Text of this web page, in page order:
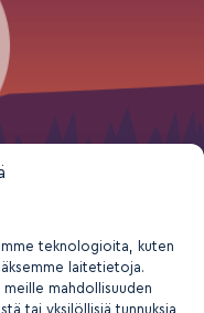
teknologioita, kuten
laitetietoja.
mahdollisuuden
tai yksilöllisiä tunnuksia